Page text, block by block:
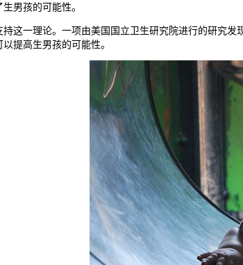
男孩的可能性。
一理论。一项由美国国立卫生研究院进行的研究发
提高生男孩的可能性。